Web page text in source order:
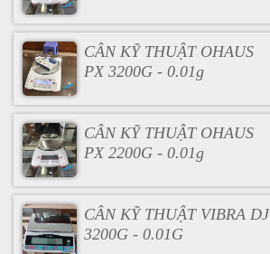
CÂN KỸ THUẬT OHAUS
PX 3200G - 0.01g
CÂN KỸ THUẬT OHAUS
PX 2200G - 0.01g
CÂN KỸ THUẬT VIBRA DJ
3200G - 0.01G